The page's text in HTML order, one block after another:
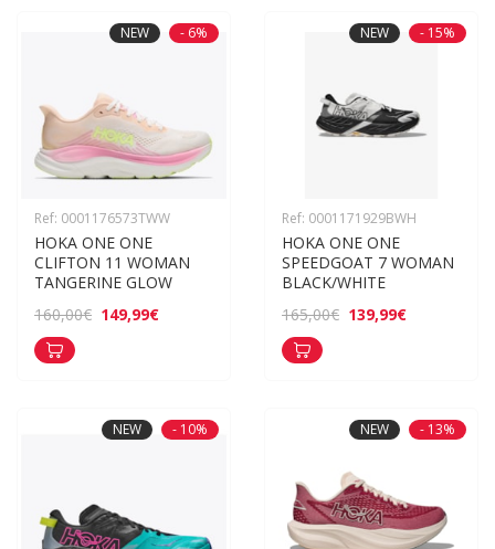
NEW - 6%
Ref: 0001176573TWW
HOKA ONE ONE
CLIFTON 11 WOMAN
TANGERINE GLOW
160,00€ 149,99€
NEW - 15%
Ref: 0001171929BWH
HOKA ONE ONE
SPEEDGOAT 7 WOMAN
BLACK/WHITE
165,00€ 139,99€
NEW - 10% NEW - 13%